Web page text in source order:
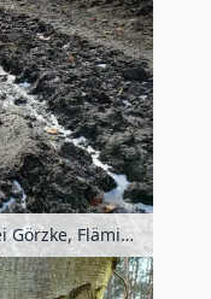
Zerfahrener und matschiger Waldweg bei Görzke, Fläming, Brandenburg, Deutschland